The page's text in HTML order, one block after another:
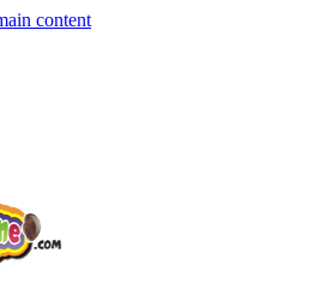
content